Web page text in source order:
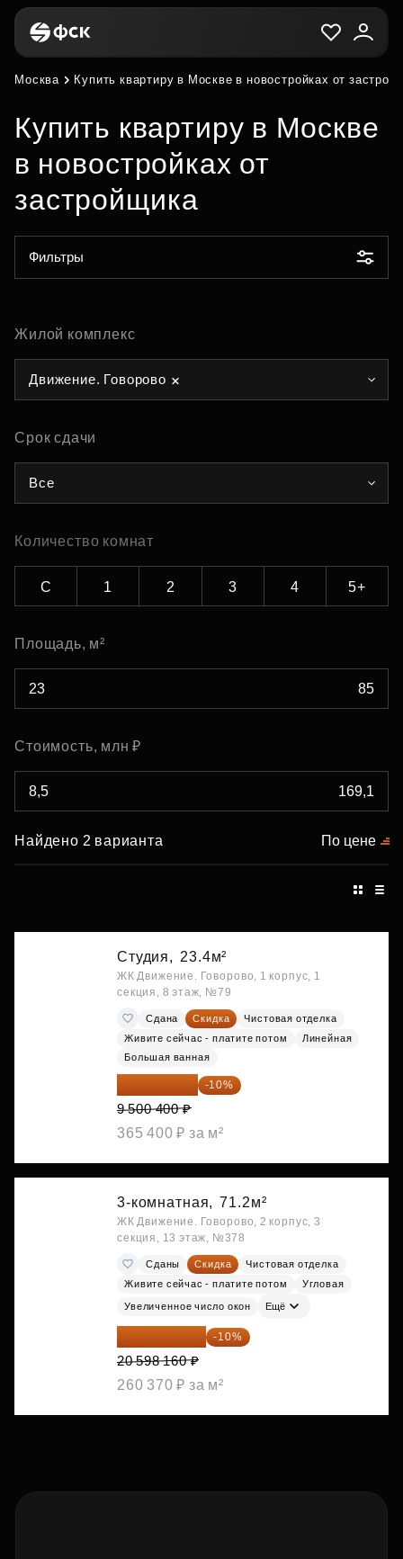
Москва Купить квартиру в Москве в новостройках от
Купить квартиру в Москве
в новостройках от
застройщика
Фильтры
Жилой комплекс
Движение. Говорово
Срок сдачи
Все
Количество комнат
С 1 2 3 4 5+
Площадь, м²
Стоимость, млн ₽
Найдено 2 варианта По цене
Студия, 23.4м²
ЖК Движение. Говорово, 1 корпус, 1
секция, 8 этаж, №79
Сдана Скидка
Чистовая отделка
Живите сейчас - платите потом
Линейная
Большая ванная
-10%
9 500 400 ₽
365 400 ₽ за м²
3-комнатная, 71.2м²
ЖК Движение. Говорово, 2 корпус, 3
секция, 13 этаж, №378
Сданы Скидка
Чистовая отделка
Живите сейчас - платите потом
Угловая
Увеличенное число окон Ещё
18 538 344 ₽ -10%
20 598 160 ₽
260 370 ₽ за м²